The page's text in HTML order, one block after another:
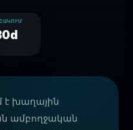
է խաղային
ամբողջական